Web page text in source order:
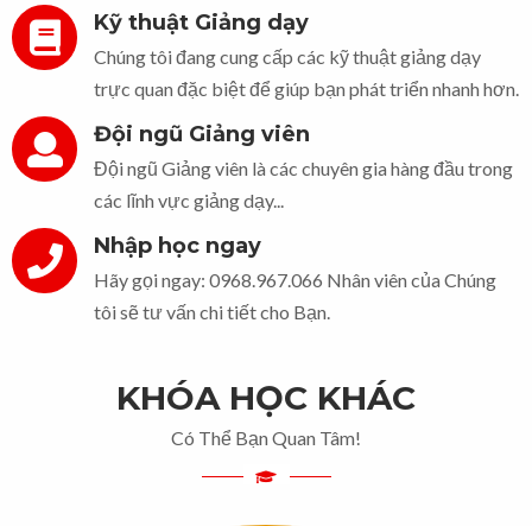
Kỹ thuật Giảng dạy
Chúng tôi đang cung cấp các kỹ thuật giảng dạy
trực quan đặc biệt để giúp bạn phát triển nhanh hơn.
Đội ngũ Giảng viên
Đội ngũ Giảng viên là các chuyên gia hàng đầu trong
các lĩnh vực giảng dạy...
Nhập học ngay
Hãy gọi ngay: 0968.967.066 Nhân viên của Chúng
tôi sẽ tư vấn chi tiết cho Bạn.
KHÓA HỌC KHÁC
Có Thể Bạn Quan Tâm!